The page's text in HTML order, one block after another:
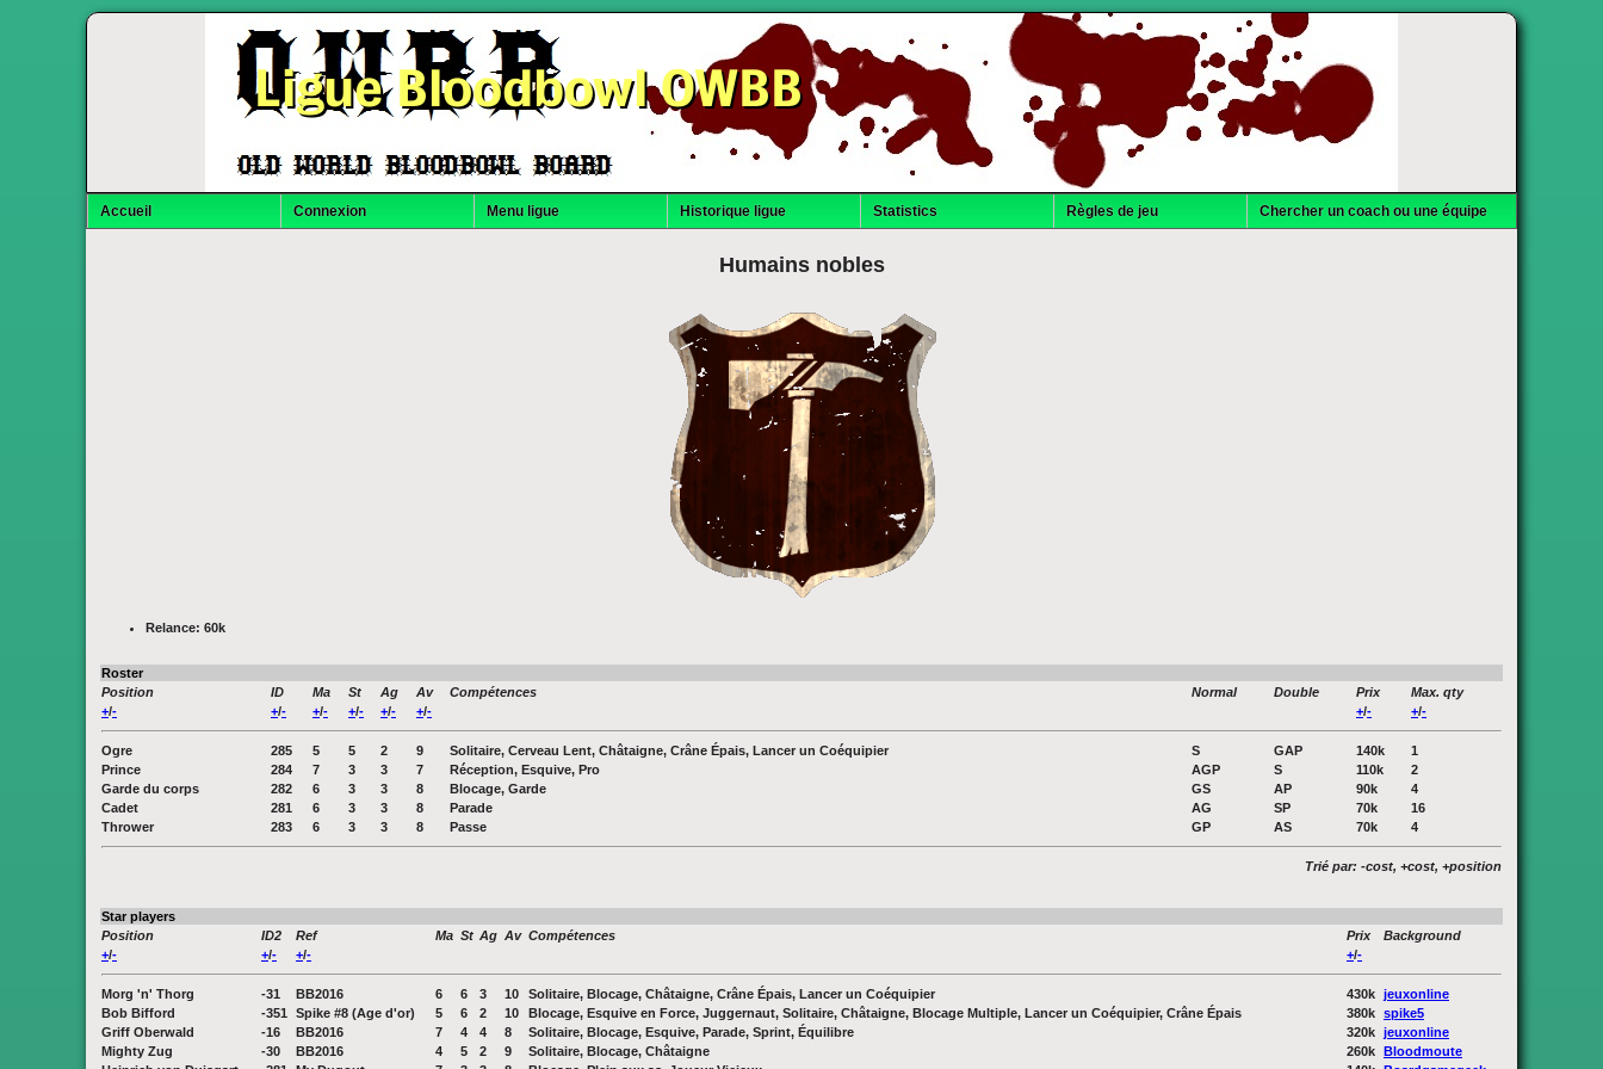
Ligue Bloodbowl OWBB
Accueil Connexion Menu ligue Historique ligue Statistics Règles de jeu Chercher un coach ou une équipe
Humains nobles
Relance: 60k
Roster
Position
ID Ma St Ag Av Compétences Normal Double Prix
Max. qty
+/- +/- +/- +/- +/- +/- +/- +/-
Ogre 285 5 5 2 9 Solitaire, Cerveau Lent, Châtaigne, Crâne Épais, Lancer un Coéquipier S GAP 140k
1
Prince
284 7 3 3 7 Réception, Esquive, Pro AGP S 110k
2
Garde du corps
282 6 3 3 8 Blocage, Garde GS AP 90k
4
Cadet
281 6 3 3 8 Parade AG SP 70k
16
Thrower
283 6 3 3 8 Passe GP AS 70k 4
Trié par: -cost, +cost, +position
Star players
Position
ID2 Ref Ma St Ag Av Compétences Prix
Background
+/- +/- +/- +/-
Morg 'n' Thorg -31 BB2016 6 6 3 10 Solitaire, Blocage, Châtaigne, Crâne Épais, Lancer un Coéquipier 430k jeuxonline
Bob Bifford
-351 Spike #8 (Age d'or) 5 6 2 10 Blocage, Esquive en Force, Juggernaut, Solitaire, Châtaigne, Blocage Multiple, Lancer un Coéquipier, Crâne Épais 380k spike5
Griff Oberwald
-16 BB2016 7 4 4 8 Solitaire, Blocage, Esquive, Parade, Sprint, Équilibre 320k jeuxonline
Mighty Zug
-30 BB2016 4 5 2 9 Solitaire, Blocage, Châtaigne 260k Bloodmoute